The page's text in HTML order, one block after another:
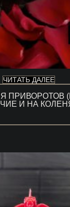
ЧИТАТЬ ДАЛЕЕ
ПРИВОРОТОВ
И НА